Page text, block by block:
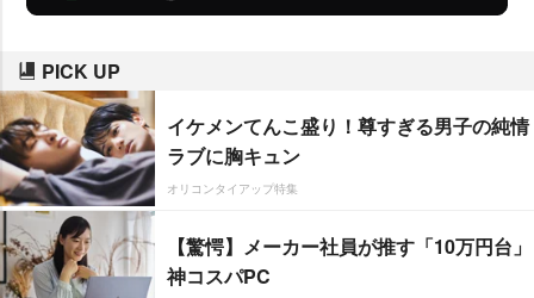
PICK UP
イケメンてんこ盛り！尊すぎる男子の純情
ラブに胸キュン
オリコンタイアップ特集
【驚愕】メーカー社員が推す「10万円台」
神コスパPC